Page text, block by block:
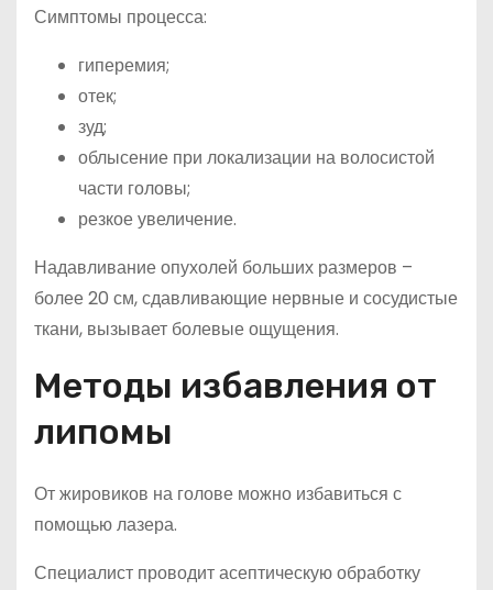
Симптомы процесса:
гиперемия;
отек;
зуд;
облысение при локализации на волосистой
части головы;
резкое увеличение.
Надавливание опухолей больших размеров –
более 20 см, сдавливающие нервные и сосудистые
ткани, вызывает болевые ощущения.
Методы избавления от
липомы
От жировиков на голове можно избавиться с
помощью лазера.
Специалист проводит асептическую обработку